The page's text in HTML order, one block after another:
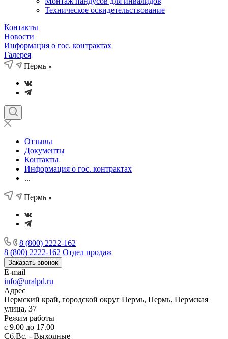
Техническое освидетельствование
Контакты
Новости
Информация о гос. контрактах
Галерея
Пермь
Отзывы
Документы
Контакты
Информация о гос. контрактах
...
Пермь
8 (800) 2222-162
8 (800) 2222-162 Отдел продаж
Заказать звонок
E-mail
info@uralpd.ru
Адрес
Пермский край, городской округ Пермь, Пермь, Пермская
улица, 37
Режим работы
с 9.00 до 17.00
Сб.Вс. - Выходные